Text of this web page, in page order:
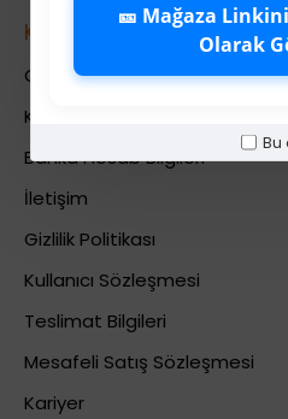
🎫 Mağaza
Olarak
Kurumsal
Colezium Hakkında
Kurumsal Bilgiler
Banka Hesab Bilgileri
İletişim
Gizlilik Politikası
Kullanıcı Sözleşmesi
Teslimat Bilgileri
Mesafeli Satış Sözleşmesi
Kariyer